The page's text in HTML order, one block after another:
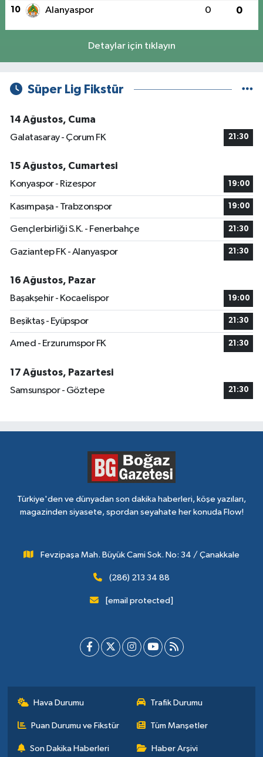
10 Alanyaspor 0 0
Detaylar için tıklayın
Süper Lig Fikstür
14 Ağustos, Cuma
Galatasaray - Çorum FK
21:30
15 Ağustos, Cumartesi
Konyaspor - Rizespor
19:00
Kasımpaşa - Trabzonspor 19:00
Gençlerbirliği S.K. - Fenerbahçe 21:30
Gaziantep FK - Alanyaspor 21:30
16 Ağustos, Pazar
Başakşehir - Kocaelispor
19:00
Beşiktaş - Eyüpspor 21:30
Amed - Erzurumspor FK 21:30
17 Ağustos, Pazartesi
Samsunspor - Göztepe
21:30
Türkiye'den ve dünyadan son dakika haberleri, köşe yazıları,
magazinden siyasete, spordan seyahate her konuda Flow!
Fevzipaşa Mah. Büyük Cami Sok. No: 34 / Çanakkale
(286) 213 34 88
[email protected]
Hava Durumu Trafik Durumu
Puan Durumu ve Fikstür Tüm Manşetler
Son Dakika Haberleri Haber Arşivi